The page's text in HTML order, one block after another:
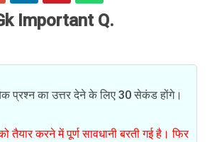
Important Q.
प्रश्न का उत्तर देने के लिए 30 सेकंड होंगे।
तैयार करने में पूर्ण सावधानी बरती गई है। फिर